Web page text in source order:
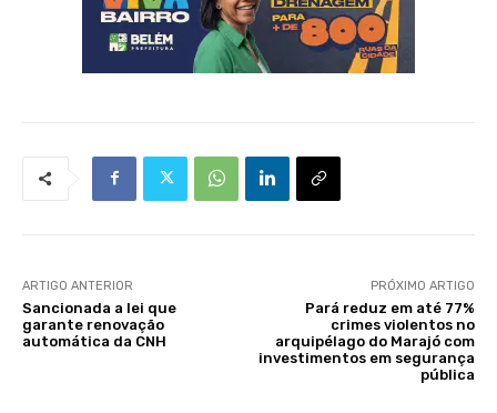
ARTIGO ANTERIOR
Sancionada a lei que
garante renovação
automática da CNH
PRÓXIMO ARTIGO
Pará reduz em até 77%
crimes violentos no
arquipélago do Marajó com
investimentos em segurança
pública